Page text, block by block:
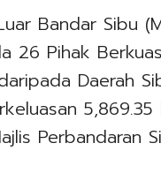
Bandar Sibu
26 Pihak
Daerah
Perbandaran